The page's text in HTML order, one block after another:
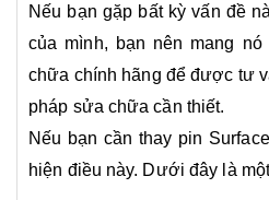
Nếu bạn gặp bất kỳ vấn đề
của mình, bạn nên mang
chữa chính hãng để được tư
pháp sửa chữa cần thiết.
Nếu bạn cần thay pin
hiện điều này. Dưới đây là